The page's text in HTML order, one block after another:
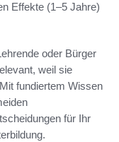
Effekte (1–5 Jahre)
oder Bürger
weil sie
fundiertem Wissen
für Ihr